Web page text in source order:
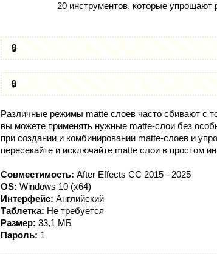
20 инструментов, которые
🔒
🔒
Различные режимы matte слоев часто сбивают с
вы можете применять нужные matte-слои без
при создании и комбинировании matte-слоев и
пересекайте и исключайте matte слои в простом
Совместимость: After Effects CC 2015 - 2025
OS: Windows 10 (x64)
Интерфейс: Английский
Таблетка: Не требуется
Размер: 33,1 МБ
Пароль: 1